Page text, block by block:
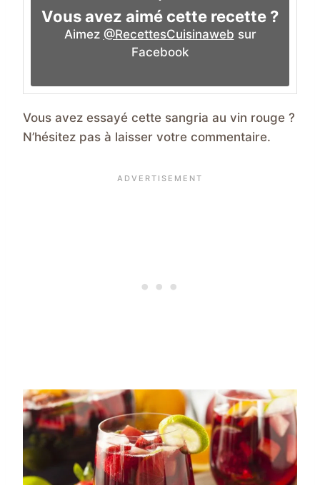
Vous avez aimé cette recette ?
Aimez @RecettesCuisinaweb sur
Facebook
Vous avez essayé cette sangria au vin rouge ?
N’hésitez pas à laisser votre commentaire.